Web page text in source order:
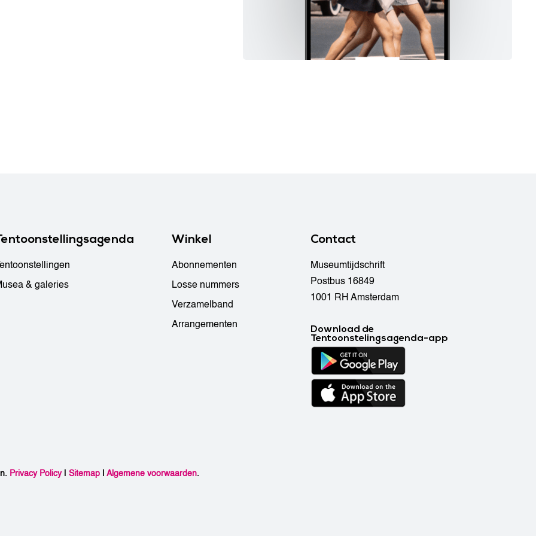
& galeries
Winkel
Abonnementen
Losse nummers
Verzamelband
Arrangementen
Contact
Museumtijdschrift
Postbus 16849
1001 RH Amsterdam
Download de
Tentoonstelingsagenda-app
Privacy Policy| Sitemap |Algemene voorwaarden.